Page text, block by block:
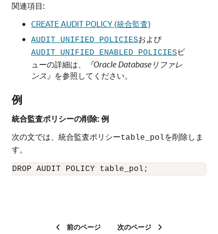
関連項目:
CREATE AUDIT POLICY (統合監査)
AUDIT_UNIFIED_POLICIESおよび
AUDIT_UNIFIED_ENABLED_POLICIES ビ
ューの詳細は、
『Oracle Databaseリファレ
ンス』 を参照してください。
例
統合監査ポリシーの削除: 例
次の文では、統合監査ポリシーtable_polを削除しま
す。
DROP AUDIT POLICY table_pol;
前のページ 次のページ